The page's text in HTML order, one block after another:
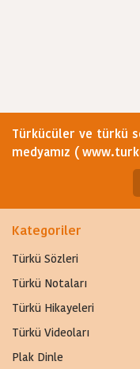
Türkücüler ve türkü
medyamız (
Kategoriler
Türkü Sözleri
Türkü Notaları
Türkü Hikayeleri
Türkü Videoları
Plak Dinle